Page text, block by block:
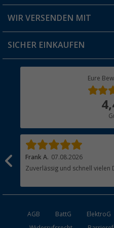
Jobs & Karriere
Versandinformationen
Rücksendung
WIR VERSENDEN MIT
SICHER EINKAUFEN
Eure
Frank A. 07.08.2026
Zuverlässig und schnell vielen
AGB BattG ElektroG